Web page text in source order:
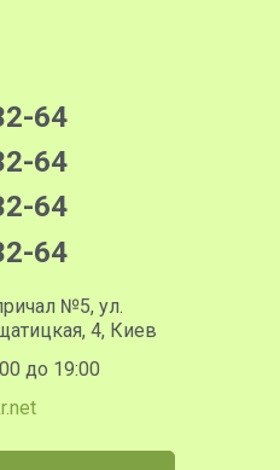
64
64
64
64
№5, ул.
4, Киев
до 19:00